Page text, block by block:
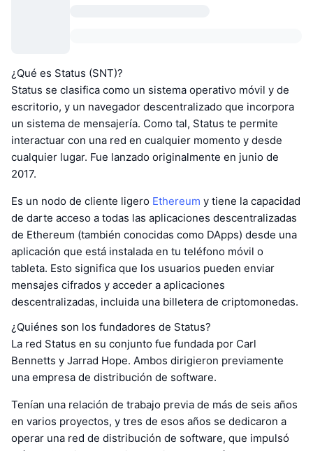
¿Qué es Status (SNT)?
Status se clasifica como un sistema operativo móvil y de
escritorio, y un navegador descentralizado que incorpora
un sistema de mensajería. Como tal, Status te permite
interactuar con una red en cualquier momento y desde
cualquier lugar. Fue lanzado originalmente en junio de
2017.
Es un nodo de cliente ligero Ethereum y tiene la capacidad
de darte acceso a todas las aplicaciones descentralizadas
de Ethereum (también conocidas como DApps) desde una
aplicación que está instalada en tu teléfono móvil o
tableta. Esto significa que los usuarios pueden enviar
mensajes cifrados y acceder a aplicaciones
descentralizadas, incluida una billetera de criptomonedas.
¿Quiénes son los fundadores de Status?
La red Status en su conjunto fue fundada por Carl
Bennetts y Jarrad Hope. Ambos dirigieron previamente
una empresa de distribución de software.
Tenían una relación de trabajo previa de más de seis años
en varios proyectos, y tres de esos años se dedicaron a
operar una red de distribución de software, que impulsó